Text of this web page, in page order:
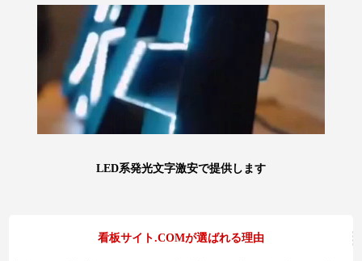
LED系発光文字激安で提供します
看板サイト.COMが選ばれる理由